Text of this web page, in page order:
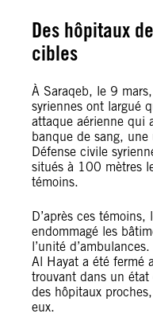
Des hôpitaux
cibles
À Saraqeb, le 9
syriennes ont largué
attaque aérienne qui
banque de sang, une
Défense civile
situés à 100 mètres
témoins.
D’après ces
endommagé les
l’unité
Al Hayat a été fermé
trouvant dans un
des hôpitaux
eux.